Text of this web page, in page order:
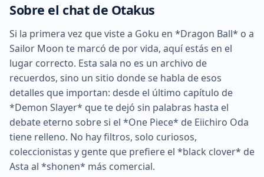
Sobre el chat de Otakus
Si la primera vez que viste a Goku en *Dragon Ball* o a
Sailor Moon te marcó de por vida, aquí estás en el
lugar correcto. Esta sala no es un archivo de
recuerdos, sino un sitio donde se habla de esos
detalles que importan: desde el último capítulo de
*Demon Slayer* que te dejó sin palabras hasta el
debate eterno sobre si el *One Piece* de Eiichiro Oda
tiene relleno. No hay filtros, solo curiosos,
coleccionistas y gente que prefiere el *black clover* de
Asta al *shonen* más comercial.